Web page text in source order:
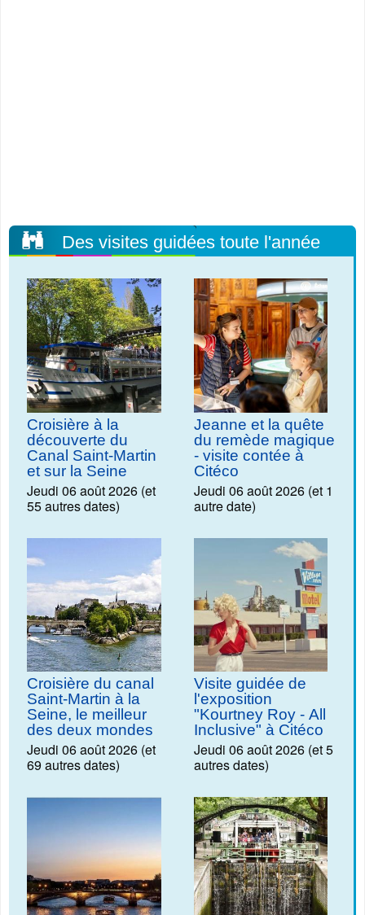
Des visites guidées toute l'année
Croisière à la
découverte du
Canal Saint-Martin
et sur la Seine
Jeudi 06 août 2026 (et
55 autres dates)
Jeanne et la quête
du remède magique
- visite contée à
Citéco
Jeudi 06 août 2026 (et 1
autre date)
Croisière du canal
Saint-Martin à la
Seine, le meilleur
des deux mondes
Jeudi 06 août 2026 (et
69 autres dates)
Visite guidée de
l'exposition
"Kourtney Roy - All
Inclusive" à Citéco
Jeudi 06 août 2026 (et 5
autres dates)